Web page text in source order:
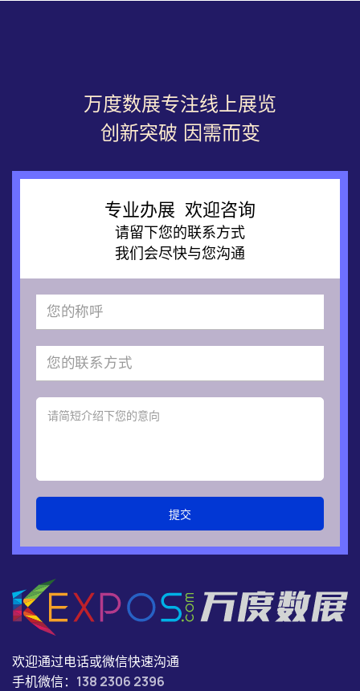
万度数展专注线上展览
创新突破 因需而变
专业办展 欢迎咨询
请留下您的联系方式
我们会尽快与您沟通
提交
欢迎通过电话或微信快速沟通
手机微信： 138 2306 2396